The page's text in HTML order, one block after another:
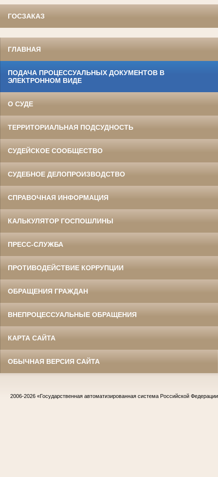
ГОСЗАКАЗ
ГЛАВНАЯ
ПОДАЧА ПРОЦЕССУАЛЬНЫХ ДОКУМЕНТОВ В
ЭЛЕКТРОННОМ ВИДЕ
О СУДЕ
ТЕРРИТОРИАЛЬНАЯ ПОДСУДНОСТЬ
СУДЕЙСКОЕ СООБЩЕСТВО
СУДЕБНОЕ ДЕЛОПРОИЗВОДСТВО
СПРАВОЧНАЯ ИНФОРМАЦИЯ
КАЛЬКУЛЯТОР ГОСПОШЛИНЫ
ПРЕСС-СЛУЖБА
ПРОТИВОДЕЙСТВИЕ КОРРУПЦИИ
ОБРАЩЕНИЯ ГРАЖДАН
ВНЕПРОЦЕССУАЛЬНЫЕ ОБРАЩЕНИЯ
КАРТА САЙТА
ОБЫЧНАЯ ВЕРСИЯ САЙТА
2006-2026 «Государственная автоматизированная система Российской